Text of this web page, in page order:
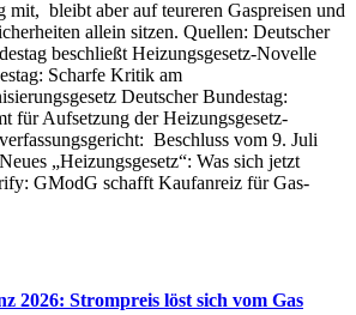
mit, bleibt aber auf teureren Gaspreisen und
allein sitzen. Quellen: Deutscher
beschließt Heizungsgesetz-Novelle
Scharfe Kritik am
Deutscher Bundestag:
für Aufsetzung der Heizungsgesetz-
Beschluss vom 9. Juli
„Heizungsgesetz“: Was sich jetzt
GModG schafft Kaufanreiz für Gas-
2026: Strompreis löst sich vom Gas